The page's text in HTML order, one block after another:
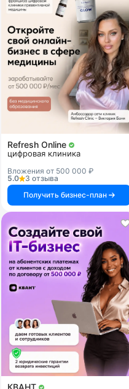
Refresh Online
цифровая клиника
Вложения от 500 000 ₽
5.0
3 отзыва
Получить бизнес-план